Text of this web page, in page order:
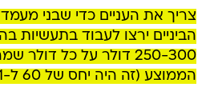
צריך את העניים כדי שבני
הביניים ירצו לעבוד בתעשיות
250-300 דולר על כל דולר
הממוצע (זה היה יחס של 60 ל-1 לפני 35 שנה).